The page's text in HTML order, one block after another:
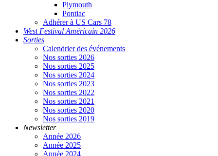
Plymouth
Pontiac
Adhérer à US Cars 78
West Festival Américain 2026
Sorties
Calendrier des événements
Nos sorties 2026
Nos sorties 2025
Nos sorties 2024
Nos sorties 2023
Nos sorties 2022
Nos sorties 2021
Nos sorties 2020
Nos sorties 2019
Newsletter
Année 2026
Année 2025
Année 2024